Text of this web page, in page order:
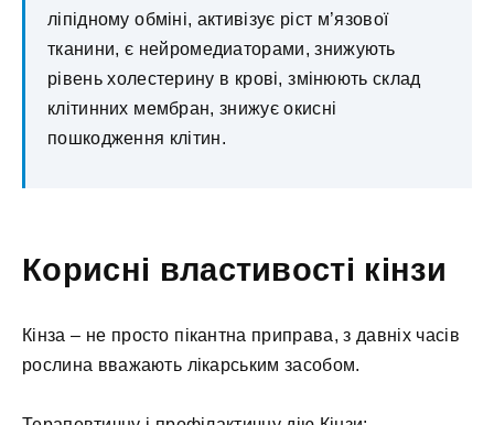
ліпідному обміні, активізує ріст м’язової
тканини, є нейромедиаторами, знижують
рівень холестерину в крові, змінюють склад
клітинних мембран, знижує окисні
пошкодження клітин.
Корисні властивості кінзи
Кінза – не просто пікантна приправа, з давніх часів
рослина вважають лікарським засобом.